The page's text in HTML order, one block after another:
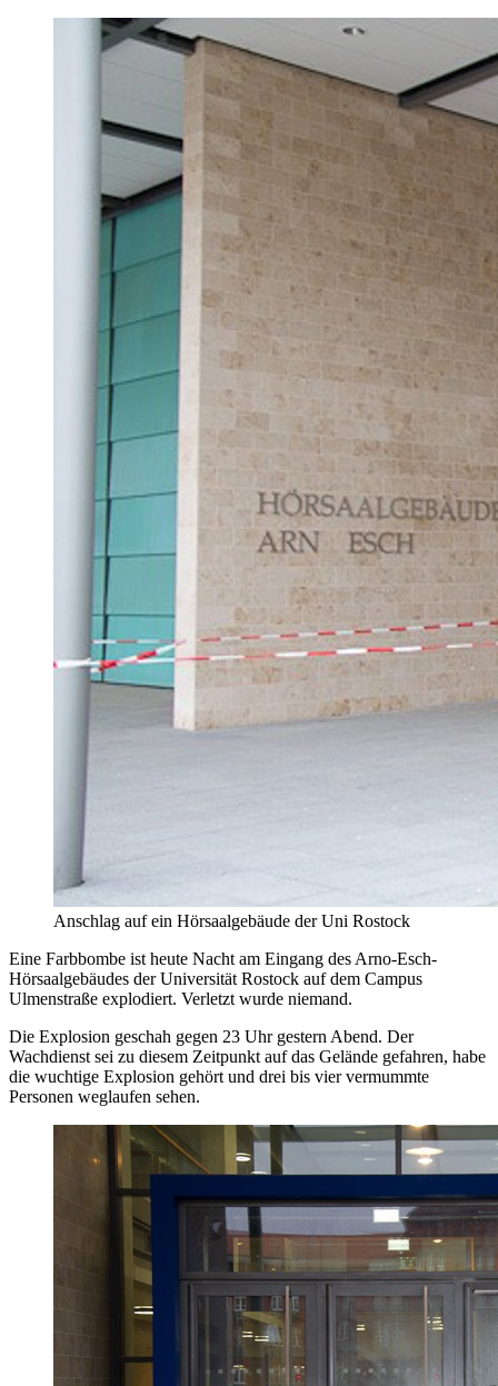
Anschlag auf ein Hörsaalgebäude der Uni Rostock
Eine Farbbombe ist heute Nacht am Eingang des Arno-Esch-
Hörsaalgebäudes der Universität Rostock auf dem Campus
Ulmenstraße explodiert. Verletzt wurde niemand.
Die Explosion geschah gegen 23 Uhr gestern Abend. Der
Wachdienst sei zu diesem Zeitpunkt auf das Gelände gefahren, habe
die wuchtige Explosion gehört und drei bis vier vermummte
Personen weglaufen sehen.